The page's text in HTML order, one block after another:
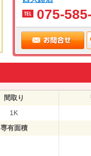
075-
間取り
1K
専有面積